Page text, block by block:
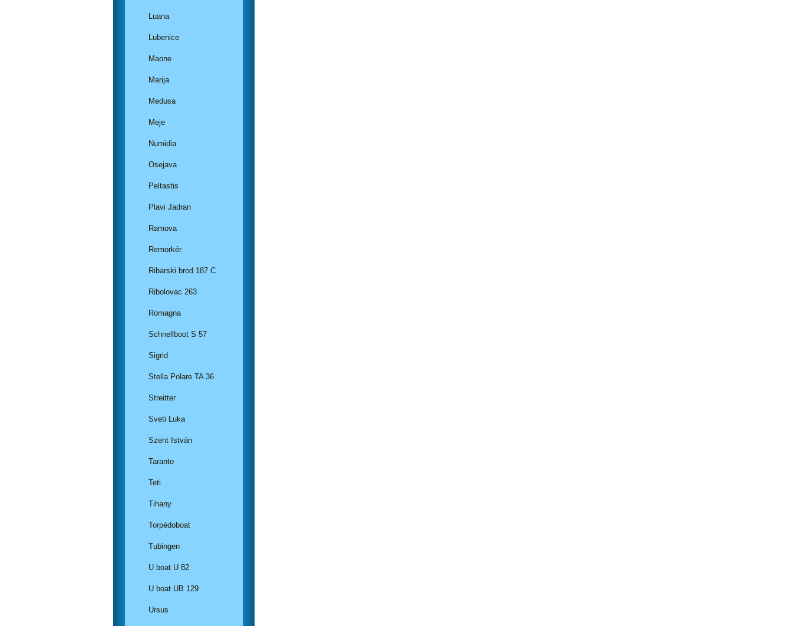
Luana
Lubenice
Maone
Marija
Medusa
Meje
Numidia
Osejava
Peltastis
Plavi Jadran
Ramova
Remorkér
Ribarski brod 187 C
Ribolovac 263
Romagna
Schnellboot S 57
Sigrid
Stella Polare TA 36
Streitter
Sveti Luka
Szent István
Taranto
Teti
Tihany
Torpédoboat
Tubingen
U boat U 82
U boat UB 129
Ursus